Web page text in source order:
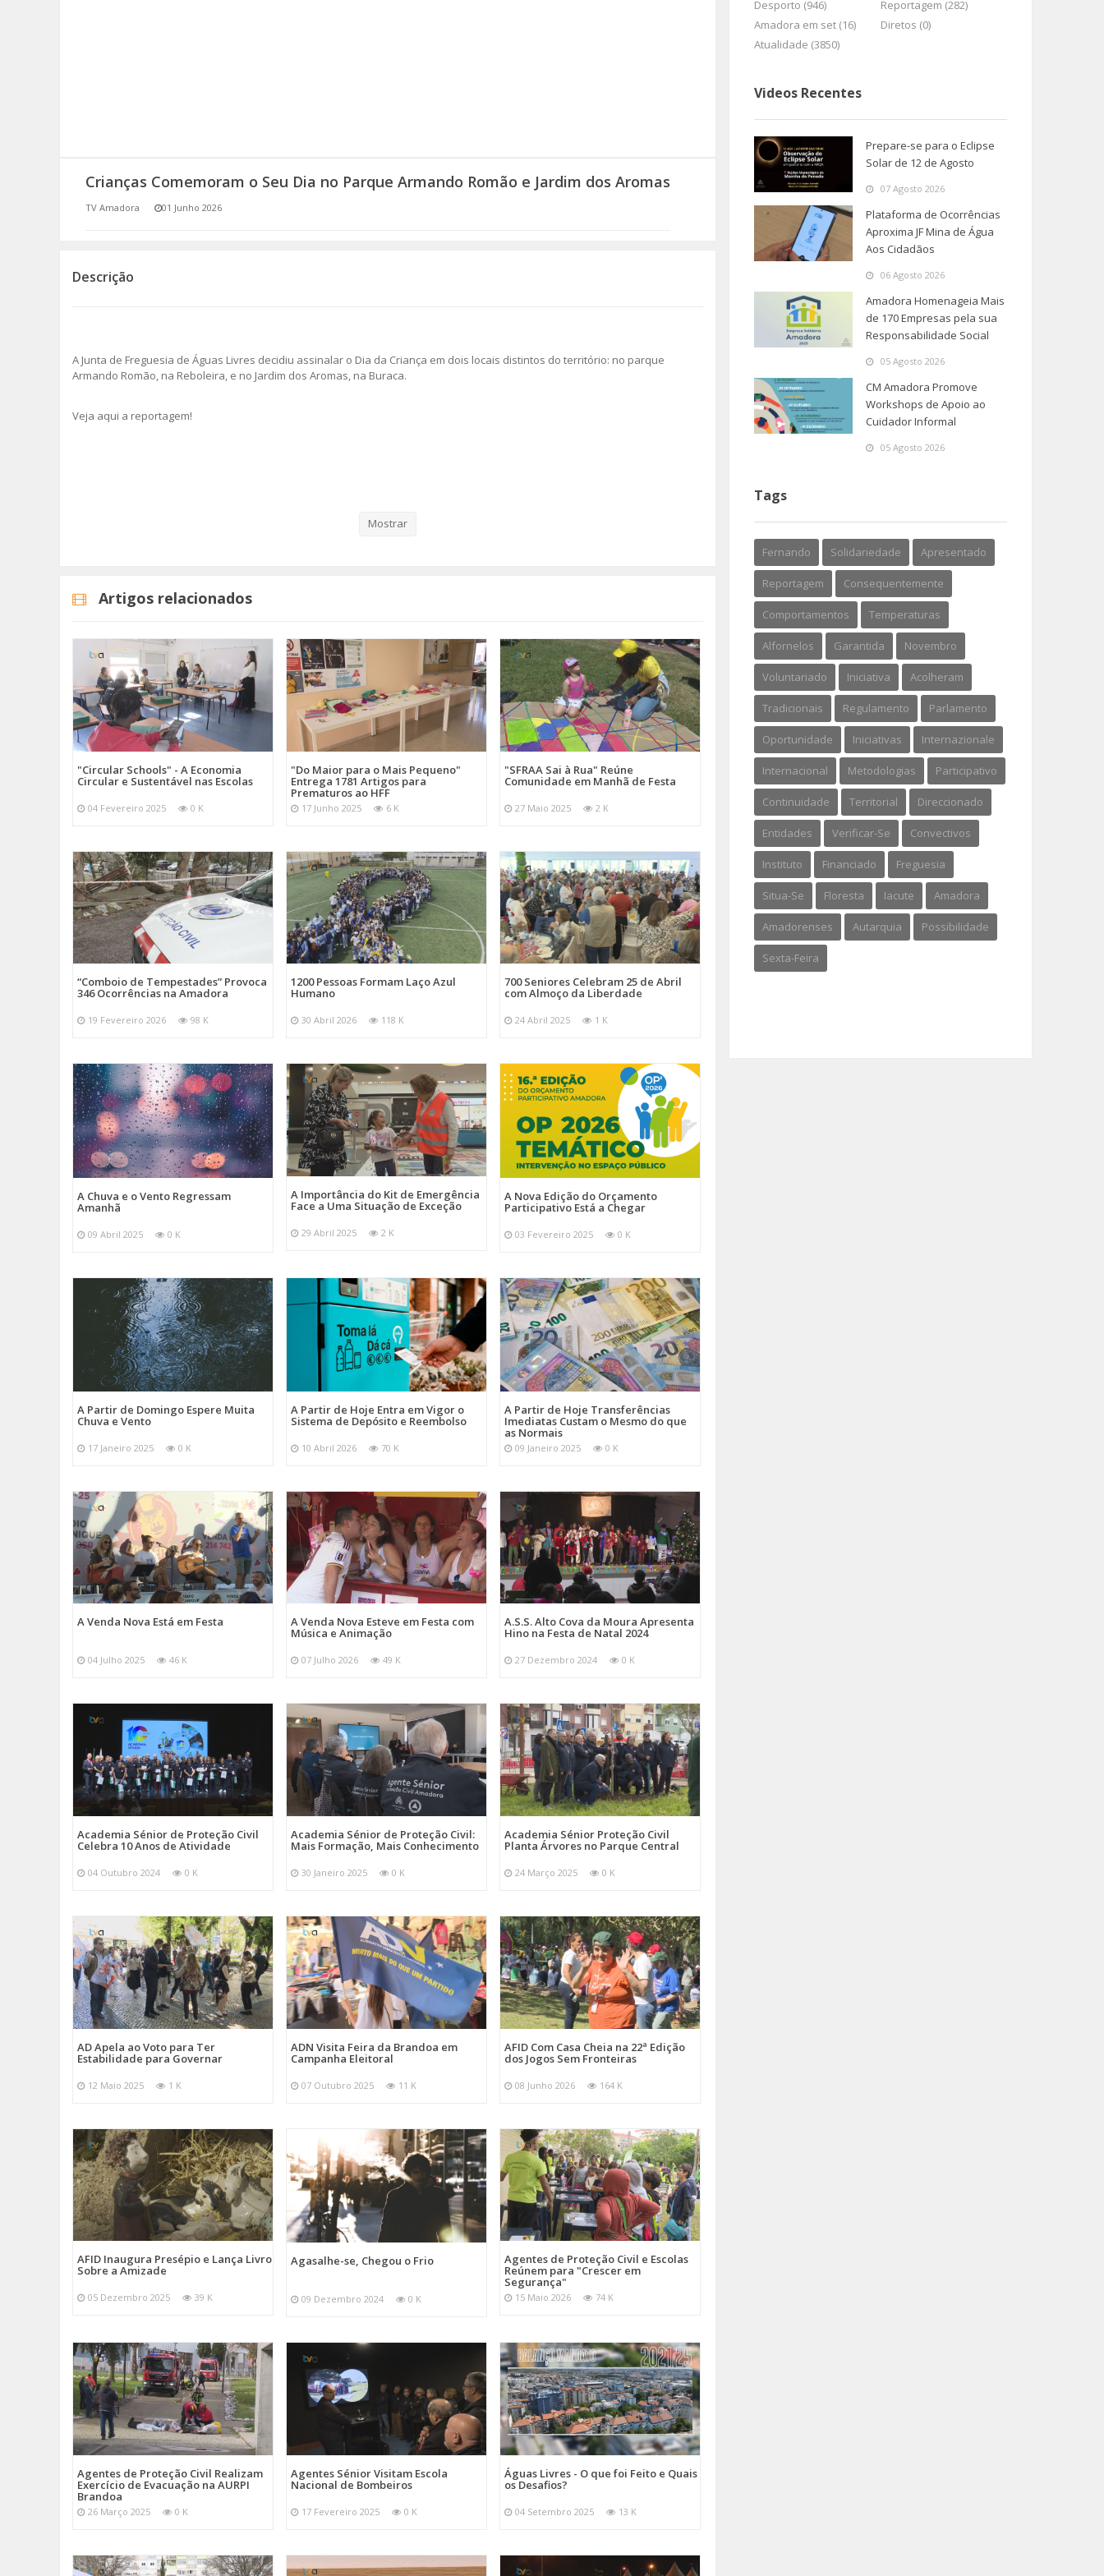
(RE) PENSAMENTOS
Crianças Comemoram o Seu Dia no Parque Armando Romão e Jardim dos Aromas
TV Amadora 01 Junho 2026
Descrição
A Junta de Freguesia de Águas Livres decidiu assinalar o Dia da Criança em dois locais distintos do território: no parque
Armando Romão, na Reboleira, e no Jardim dos Aromas, na Buraca.
Veja aqui a reportagem!
Mostrar
Artigos relacionados
"Circular Schools" - A Economia
Circular e Sustentável nas Escolas
04 Fevereiro 2025 0 K
"Do Maior para o Mais Pequeno"
Entrega 1781 Artigos para
Prematuros ao HFF
17 Junho 2025 6 K
"SFRAA Sai à Rua" Reúne
Comunidade em Manhã de Festa
27 Maio 2025 2 K
“Comboio de Tempestades” Provoca
346 Ocorrências na Amadora
19 Fevereiro 2026 98 K
1200 Pessoas Formam Laço Azul
Humano
30 Abril 2026 118 K
700 Seniores Celebram 25 de Abril
com Almoço da Liberdade
24 Abril 2025 1 K
A Chuva e o Vento Regressam
Amanhã
09 Abril 2025 0 K
A Importância do Kit de Emergência
Face a Uma Situação de Exceção
29 Abril 2025 2 K
A Nova Edição do Orçamento
Participativo Está a Chegar
03 Fevereiro 2025 0 K
A Partir de Domingo Espere Muita
Chuva e Vento
17 Janeiro 2025 0 K
A Partir de Hoje Entra em Vigor o
Sistema de Depósito e Reembolso
10 Abril 2026 70 K
A Partir de Hoje Transferências
Imediatas Custam o Mesmo do que
as Normais
09 Janeiro 2025 0 K
A Venda Nova Está em Festa
04 Julho 2025 46 K
A Venda Nova Esteve em Festa com
Música e Animação
07 Julho 2026 49 K
A.S.S. Alto Cova da Moura Apresenta
Hino na Festa de Natal 2024
27 Dezembro 2024 0 K
Academia Sénior de Proteção Civil
Celebra 10 Anos de Atividade
04 Outubro 2024 0 K
Academia Sénior de Proteção Civil:
Mais Formação, Mais Conhecimento
30 Janeiro 2025 0 K
Academia Sénior Proteção Civil
Planta Árvores no Parque Central
24 Março 2025 0 K
AD Apela ao Voto para Ter
Estabilidade para Governar
12 Maio 2025 1 K
ADN Visita Feira da Brandoa em
Campanha Eleitoral
07 Outubro 2025 11 K
AFID Com Casa Cheia na 22ª Edição
dos Jogos Sem Fronteiras
08 Junho 2026 164 K
AFID Inaugura Presépio e Lança Livro
Sobre a Amizade
05 Dezembro 2025 39 K
Agasalhe-se, Chegou o Frio
09 Dezembro 2024 0 K
Agentes de Proteção Civil e Escolas
Reúnem para "Crescer em
Segurança"
15 Maio 2026 74 K
Agentes de Proteção Civil Realizam
Exercício de Evacuação na AURPI
Brandoa
26 Março 2025 0 K
Agentes Sénior Visitam Escola
Nacional de Bombeiros
17 Fevereiro 2025 0 K
Águas Livres - O que foi Feito e Quais
os Desafios?
04 Setembro 2025 13 K
Desporto (946)
Reportagem (282)
Amadora em set (16)
Diretos (0)
Atualidade (3850)
Videos Recentes
Prepare-se para o Eclipse
Solar de 12 de Agosto
07 Agosto 2026
Plataforma de Ocorrências
Aproxima JF Mina de Água
Aos Cidadãos
06 Agosto 2026
Amadora Homenageia Mais
de 170 Empresas pela sua
Responsabilidade Social
05 Agosto 2026
CM Amadora Promove
Workshops de Apoio ao
Cuidador Informal
05 Agosto 2026
Tags
Fernando Solidariedade Apresentado
Reportagem Consequentemente
Comportamentos Temperaturas
Alfornelos Garantida Novembro
Voluntariado Iniciativa Acolheram
Tradicionais Regulamento Parlamento
Oportunidade Iniciativas Internazionale
Internacional Metodologias Participativo
Continuidade Territorial Direccionado
Entidades Verificar-Se Convectivos
Instituto Financiado Freguesia
Situa-Se Floresta Iacute Amadora
Amadorenses Autarquia Possibilidade
Sexta-Feira